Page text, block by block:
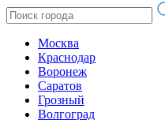
Москва
Краснодар
Воронеж
Саратов
Грозный
Волгоград